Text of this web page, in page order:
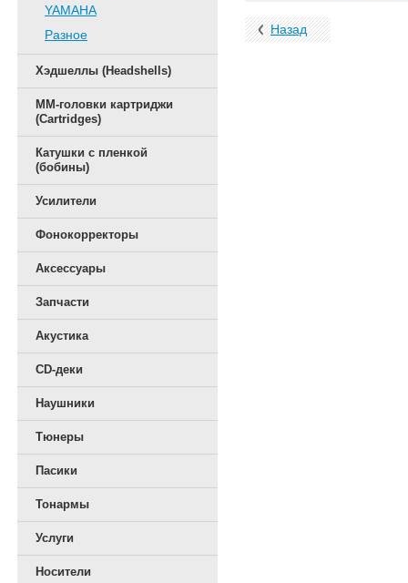
YAMAHA
Разное
Хэдшеллы (Headshells)
ММ-головки картриджи
(Cartridges)
Катушки с пленкой
(бобины)
Усилители
Фонокорректоры
Аксессуары
Запчасти
Акустика
CD-деки
Наушники
Тюнеры
Пасики
Тонармы
Услуги
Носители
Назад